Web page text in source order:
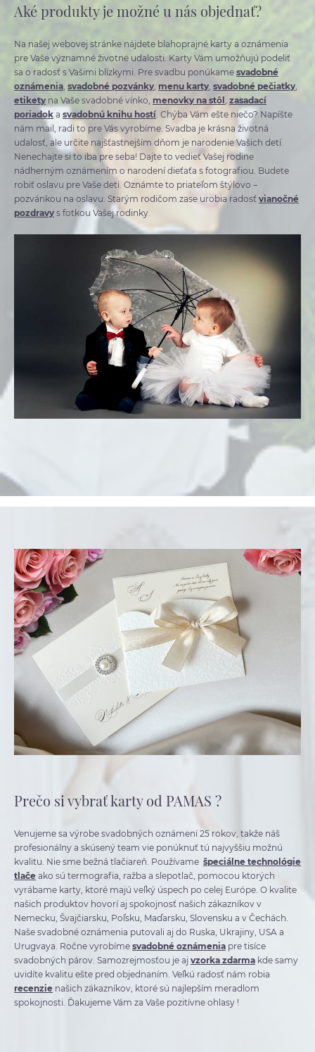
Aké produkty je možné u nás objednať?
Na našej webovej stránke nájdete blahoprajné karty a oznámenia
pre Vaše významné životné udalosti. Karty Vám umožňujú podeliť
sa o radosť s Vašimi blízkymi. Pre svadbu ponúkame svadobné
oznámenia svadobné pozvánky menu karty svadobné pečiatky
etikety na Vaše svadobné vínko, menovky na stôl zasadací
poriadok a svadobnú knihu hostí . Chýba Vám ešte niečo? Napíšte
nám mail, radi to pre Vás vyrobíme. Svadba je krásna životná
udalosť, ale určite najšťastnejším dňom je narodenie Vašich detí.
Nenechajte si to iba pre seba! Dajte to vedieť Vašej rodine
nádherným oznámením o narodení dieťaťa s fotografiou. Budete
robiť oslavu pre Vaše deti. Oznámte to priateľom štýlovo –
pozvánkou na oslavu. Starým rodičom zase urobia radosť vianočné
pozdravy s fotkou Vašej rodinky.
Prečo si vybrať karty od PAMAS ?
Venujeme sa výrobe svadobných oznámení 25 rokov, takže náš
profesionálny a skúsený team vie ponúknuť tú najvyššiu možnú
kvalitu. Nie sme bežná tlačiareň. Používame špeciálne technológie
tlače ako sú termografia, ražba a slepotlač, pomocou ktorých
vyrábame karty, ktoré majú veľký úspech po celej Európe. O kvalite
našich produktov hovorí aj spokojnosť našich zákazníkov v
Nemecku, Švajčiarsku, Poľsku, Maďarsku, Slovensku a v Čechách.
Naše svadobné oznámenia putovali aj do Ruska, Ukrajiny, USA a
Urugvaya. Ročne vyrobíme svadobné oznámenia pre tisíce
svadobných párov. Samozrejmosťou je aj vzorka zdarma kde samy
uvidíte kvalitu ešte pred objednaním. Veľkú radosť nám robia
recenzie našich zákazníkov, ktoré sú najlepším meradlom
spokojnosti. Ďakujeme Vám za Vaše pozitívne ohlasy !